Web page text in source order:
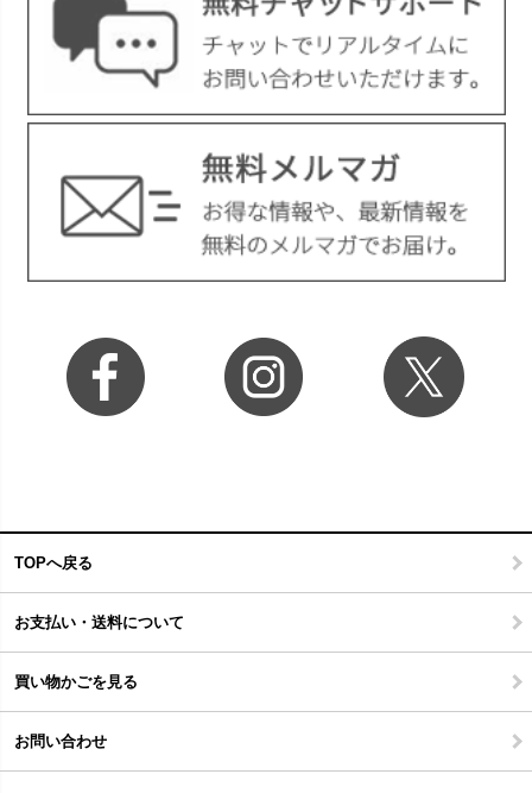
TOPへ戻る
お支払い・送料について
買い物かごを見る
お問い合わせ